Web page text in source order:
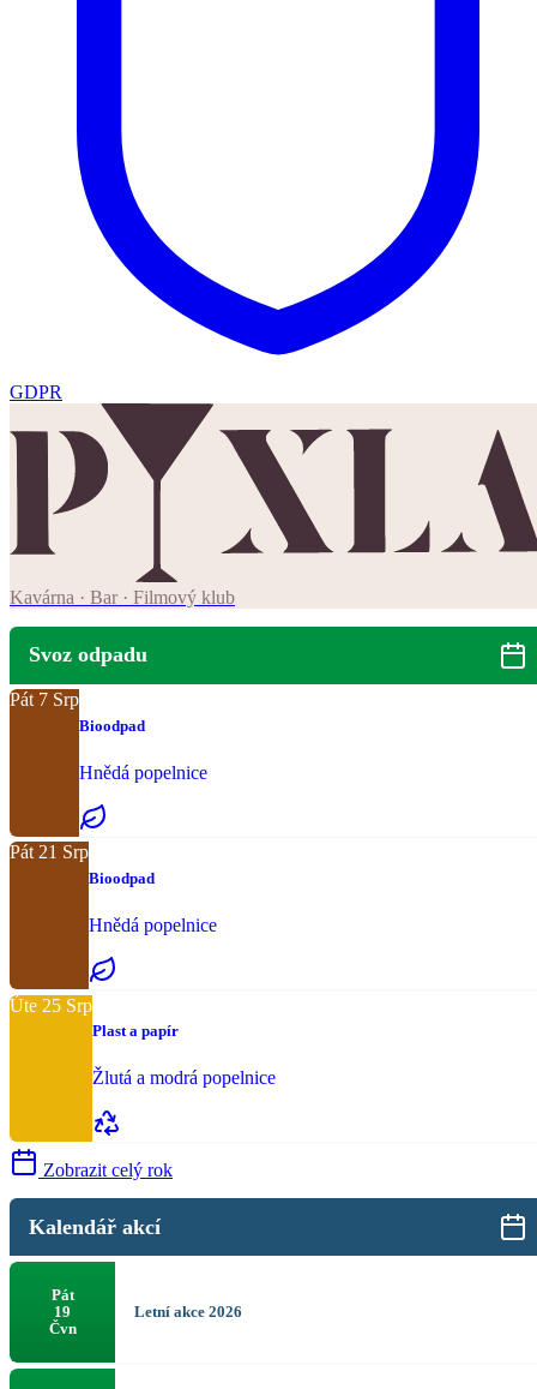
GDPR
Kavárna · Bar · Filmový klub
Svoz odpadu
Pát 7 Srp
Bioodpad
Hnědá popelnice
Pát 21 Srp
Bioodpad
Hnědá popelnice
Úte 25 Srp
Plast a papír
Žlutá a modrá popelnice
Zobrazit celý rok
Kalendář akcí
Pát
19
Čvn
Letní akce 2026